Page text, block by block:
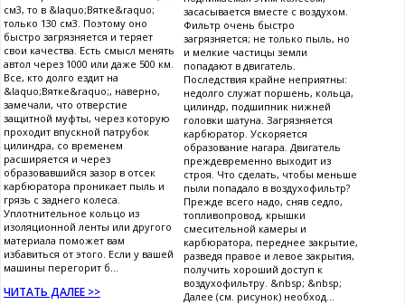
см3, то в &laquo;Вятке&raquo;
только 130 см3. Поэтому оно
быстро загрязняется и теряет
свои качества. Есть смысл менять
автол через 1000 или даже 500 км.
Все, кто долго ездит на
&laquo;Вятке&raquo;, наверно,
замечали, что отверстие
защитной муфты, через которую
проходит впускной патрубок
цилиндра, со временем
расширяется и через
образовавшийся зазор в отсек
карбюратора проникает пыль и
грязь с заднего колеса.
Уплотнительное кольцо из
изоляционной ленты или другого
материала поможет вам
избавиться от этого. Если у вашей
машины перегорит б...
ЧИТАТЬ ДАЛЕЕ >>
засасывается вместе с воздухом.
Фильтр очень быстро
загрязняется; не только пыль, но
и мелкие частицы земли
попадают в двигатель.
Последствия крайне неприятны:
недолго служат поршень, кольца,
цилиндр, подшипник нижней
головки шатуна. Загрязняется
карбюратор. Ускоряется
образование нагара. Двигатель
преждевременно выходит из
строя. Что сделать, чтобы меньше
пыли попадало в воздухофильтр?
Прежде всего надо, сняв седло,
топливопровод, крышки
смесительной камеры и
карбюратора, переднее закрытие,
разведя правое и левое закрытия,
получить хороший доступ к
воздухофильтру. &nbsp; &nbsp;
Далее (см. рисунок) необход...